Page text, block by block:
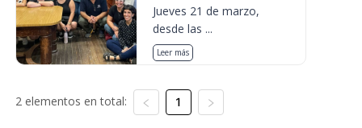
Jueves 21 de marzo,
desde las ...
Leer más
2 elementos en total: 1